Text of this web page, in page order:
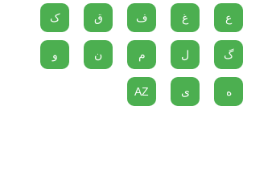
ع غ ف ق ک
گ ل م ن و
ه ی AZ